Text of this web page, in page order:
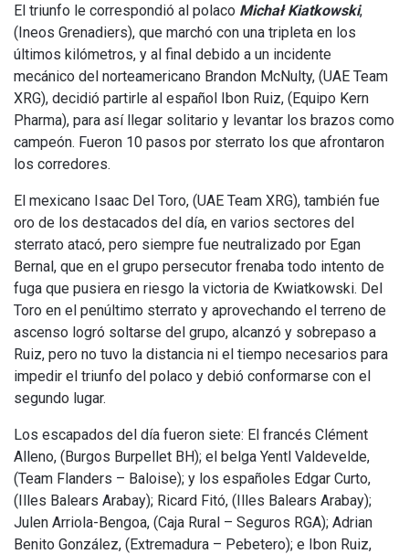
El triunfo le correspondió al polaco Michał Kiatkowski,
(Ineos Grenadiers), que marchó con una tripleta en los
últimos kilómetros, y al final debido a un incidente
mecánico del norteamericano Brandon McNulty, (UAE Team
XRG), decidió partirle al español Ibon Ruiz, (Equipo Kern
Pharma), para así llegar solitario y levantar los brazos como
campeón. Fueron 10 pasos por sterrato los que afrontaron
los corredores.
El mexicano Isaac Del Toro, (UAE Team XRG), también fue
oro de los destacados del día, en varios sectores del
sterrato atacó, pero siempre fue neutralizado por Egan
Bernal, que en el grupo persecutor frenaba todo intento de
fuga que pusiera en riesgo la victoria de Kwiatkowski. Del
Toro en el penúltimo sterrato y aprovechando el terreno de
ascenso logró soltarse del grupo, alcanzó y sobrepaso a
Ruiz, pero no tuvo la distancia ni el tiempo necesarios para
impedir el triunfo del polaco y debió conformarse con el
segundo lugar.
Los escapados del día fueron siete: El francés Clément
Alleno, (Burgos Burpellet BH); el belga Yentl Valdevelde,
(Team Flanders – Baloise); y los españoles Edgar Curto,
(Illes Balears Arabay); Ricard Fitó, (Illes Balears Arabay);
Julen Arriola-Bengoa, (Caja Rural – Seguros RGA); Adrian
Benito González, (Extremadura – Pebetero); e Ibon Ruiz,